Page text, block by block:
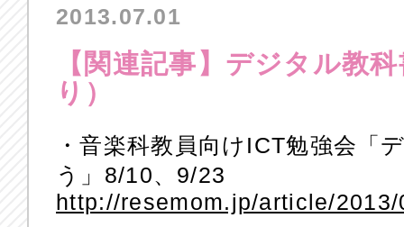
2013.07.01
【関連記事】デジタル教
り）
・音楽科教員向けICT勉強会「
う」8/10、9/23
http://resemom.jp/article/